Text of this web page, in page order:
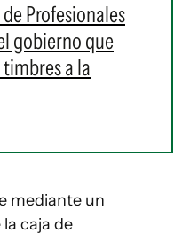
Profesionales
gobierno que
a la
mediante un
caja de